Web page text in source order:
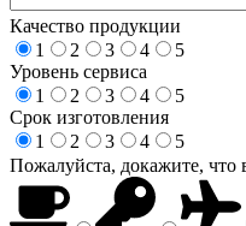
Качество продукции
1
2 3 4
5
Уровень сервиса
1
2 3 4
5
Срок изготовления
1
2 3 4
5
Пожалуйста, докажите, что